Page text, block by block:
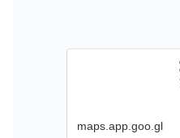
maps.app.goo.gl